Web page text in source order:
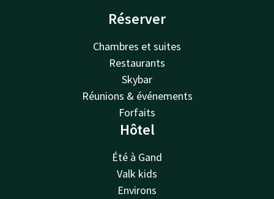
Réserver
Chambres et suites
Restaurants
Skybar
Réunions & événements
Forfaits
Hôtel
Été à Gand
Valk kids
Environs